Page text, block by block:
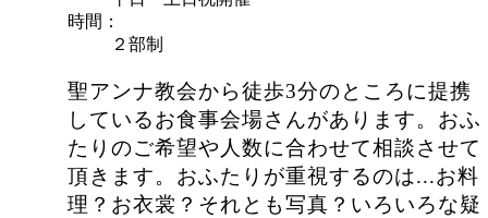
時間
２部制
聖アンナ教会から徒歩3分のところに提携
しているお食事会場さんがあります。おふ
たりのご希望や人数に合わせて相談させて
頂きます。おふたりが重視するのは...お料
理？お衣裳？それとも写真？いろいろな疑